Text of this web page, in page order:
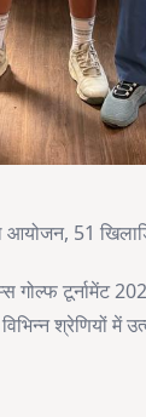
51
गोल्फ टूर्नामेंट
श्रेणियों में